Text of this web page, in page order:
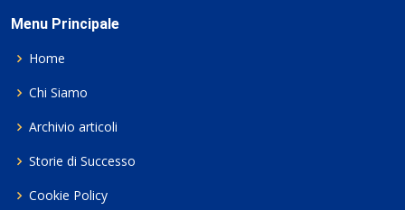
Menu Principale
Home
Chi Siamo
Archivio articoli
Storie di Successo
Cookie Policy